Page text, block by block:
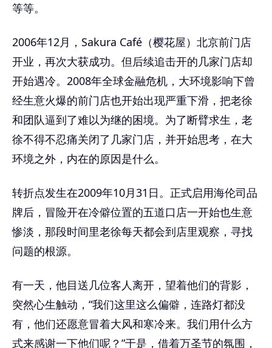
等等。
2006年12月，Sakura Café（樱花屋）北京前门店
开业，再次大获成功。但后续追击开的几家门店却
开始遇冷。2008年全球金融危机，大环境影响下曾
经生意火爆的前门店也开始出现严重下滑，把老徐
和团队逼到了难以为继的困境。为了断臂求生，老
徐不得不忍痛关闭了几家门店，并开始思考，在大
环境之外，内在的原因是什么。
转折点发生在2009年10月31日。正式启用海伦司品
牌后，冒险开在冷僻位置的五道口店一开始也生意
惨淡，那段时间里老徐每天都会到店里观察，寻找
问题的根源。
有一天，他目送几位客人离开，望着他们的背影，
突然心生触动，“我们这里这么偏僻，连路灯都没
有，他们还愿意冒着大风和寒冷来。我们用什么方
式来感谢一下他们呢？”于是，借着万圣节的氛围，